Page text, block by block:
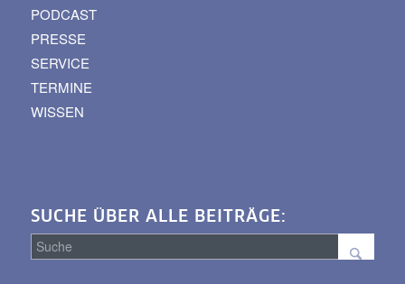
PODCAST
PRESSE
SERVICE
TERMINE
WISSEN
SUCHE ÜBER ALLE BEITRÄGE: